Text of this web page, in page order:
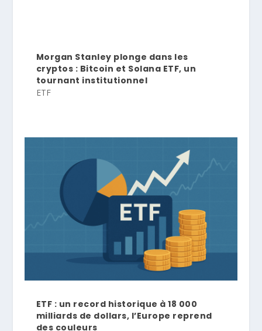
Morgan Stanley plonge dans les
cryptos : Bitcoin et Solana ETF, un
tournant institutionnel
ETF
ETF : un record historique à 18 000
milliards de dollars, l’Europe reprend
des couleurs